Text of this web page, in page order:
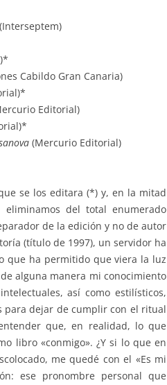
Cabildo Gran Canaria)
Editorial)
(Mercurio Editorial)
se los editara (*) y, en la mitad
del total enumerado
de la edición y no de autor
(título de 1997), un servidor ha
que ha permitido que viera la luz
alguna manera mi conocimiento
así como estilísticos,
para dejar de cumplir con el ritual
que, en realidad, lo que
libro «conmigo». ¿Y si lo que en
me quedé con el «Es mi
ese pronombre personal que